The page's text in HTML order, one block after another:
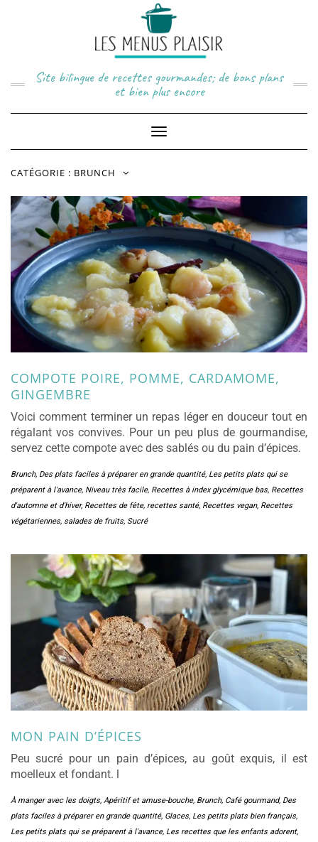
Site bilingue de recettes gourmandes; de bons plans
et bien plus encore
Toggle
Navigation
CATÉGORIE : BRUNCH
COMPOTE POIRE, POMME, CARDAMOME,
GINGEMBRE
Voici comment terminer un repas léger en douceur tout en
régalant vos convives. Pour un peu plus de gourmandise,
servez cette compote avec des sablés ou du pain d’épices.
Brunch, Des plats faciles à préparer en grande quantité, Les petits plats qui se
préparent à l'avance, Niveau très facile, Recettes à index glycémique bas, Recettes
d'automne et d'hiver, Recettes de fête, recettes santé, Recettes vegan, Recettes
végétariennes, salades de fruits, Sucré
MON PAIN D’ÉPICES
Peu sucré pour un pain d’épices, au goût exquis, il est
moelleux et fondant. l
À manger avec les doigts, Apéritif et amuse-bouche, Brunch, Café gourmand, Des
plats faciles à préparer en grande quantité, Glaces, Les petits plats bien français,
Les petits plats qui se préparent à l'avance, Les recettes que les enfants adorent,